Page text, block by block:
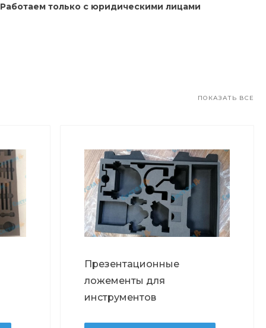
Работаем только с юридическими лицами
ПОКАЗАТЬ ВСЕ
Презентационные
ложементы для
инструментов